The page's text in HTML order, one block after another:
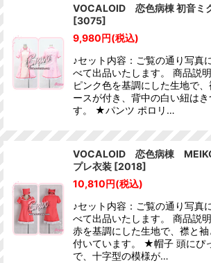
VOCALOID 恋色病棟 初音ミ
[3075]
9,980円(税込)
♪セット内容：ご覧の通り写真
べて出品いたします。 商品説
ピンク色を基調にした生地で
ースが付き、背中の白い紐は
す。 ★パンツ ポロリ…
VOCALOID 恋色病棟
プレ衣装 [2018]
10,810円(税込)
♪セット内容：ご覧の通り写真
べて出品いたします。 商品説
赤を基調にした生地で、襟と
付いています。 ★帽子 頭にぴ
で、十字型の模様が…